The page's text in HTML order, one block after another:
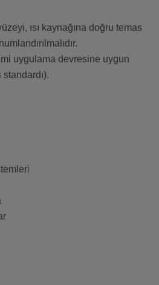
ısı kaynağına doğru temas
uygulama devresine uygun